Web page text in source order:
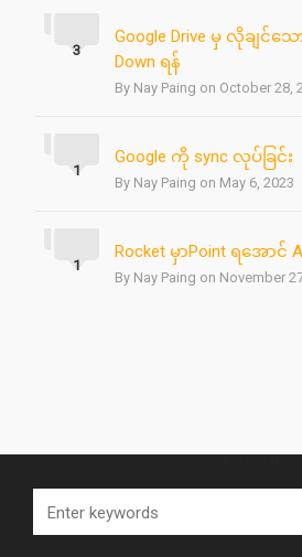
Google Drive မှ လိုချင်သ
Down ရန်
By Nay Paing on October 28,
3
Google ကို sync လုပ်ခြင်း
By Nay Paing on May 6, 2023
1
Rocket မှာPoint ရအောင်
By Nay Paing on November
1